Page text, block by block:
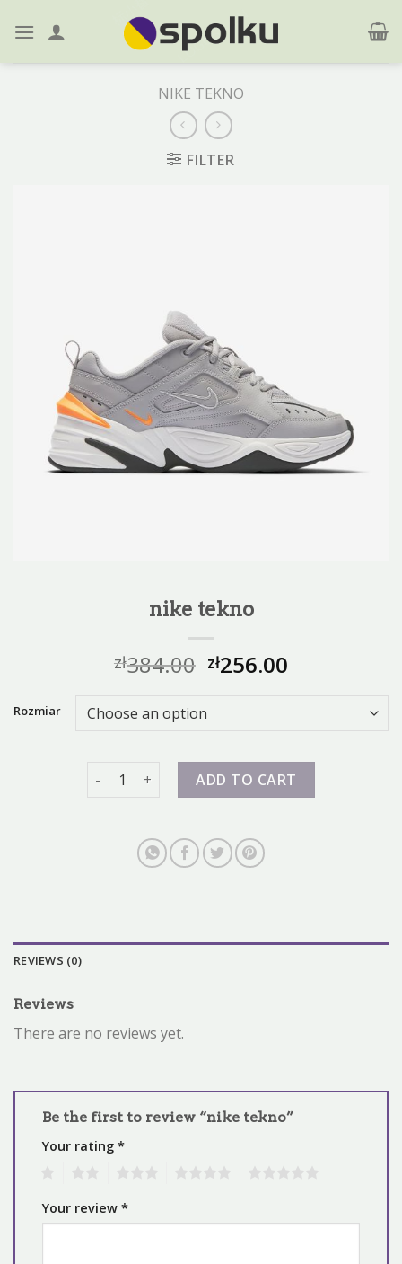
NIKE TEKNO
FILTER
nike tekno
zł384.00 zł256.00
Rozmiar
nike tekno quantityADD TO CART
REVIEWS (0)
Reviews
There are no reviews yet.
Be the first to review “nike tekno”
Your rating *
Your review *